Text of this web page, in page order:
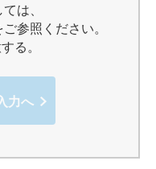
は、
ご参照ください。
る。
力へ